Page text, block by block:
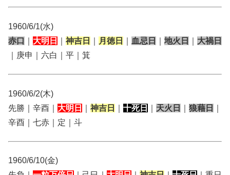
1960/6/1(水)
赤口
大明日 神吉日 月徳日 血忌日 地火日
大禍日
｜庚申｜六白｜平｜箕
1960/6/2(木)
先勝｜辛酉｜ 大明日 神吉日 十死日 天火日 狼藉日
辛酉｜七赤｜定｜斗
1960/6/10(金)